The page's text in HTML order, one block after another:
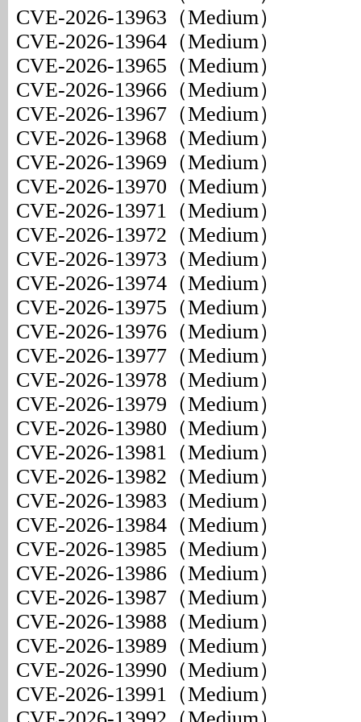
CVE-2026-13963（Medium）
CVE-2026-13964（Medium）
CVE-2026-13965（Medium）
CVE-2026-13966（Medium）
CVE-2026-13967（Medium）
CVE-2026-13968（Medium）
CVE-2026-13969（Medium）
CVE-2026-13970（Medium）
CVE-2026-13971（Medium）
CVE-2026-13972（Medium）
CVE-2026-13973（Medium）
CVE-2026-13974（Medium）
CVE-2026-13975（Medium）
CVE-2026-13976（Medium）
CVE-2026-13977（Medium）
CVE-2026-13978（Medium）
CVE-2026-13979（Medium）
CVE-2026-13980（Medium）
CVE-2026-13981（Medium）
CVE-2026-13982（Medium）
CVE-2026-13983（Medium）
CVE-2026-13984（Medium）
CVE-2026-13985（Medium）
CVE-2026-13986（Medium）
CVE-2026-13987（Medium）
CVE-2026-13988（Medium）
CVE-2026-13989（Medium）
CVE-2026-13990（Medium）
CVE-2026-13991（Medium）